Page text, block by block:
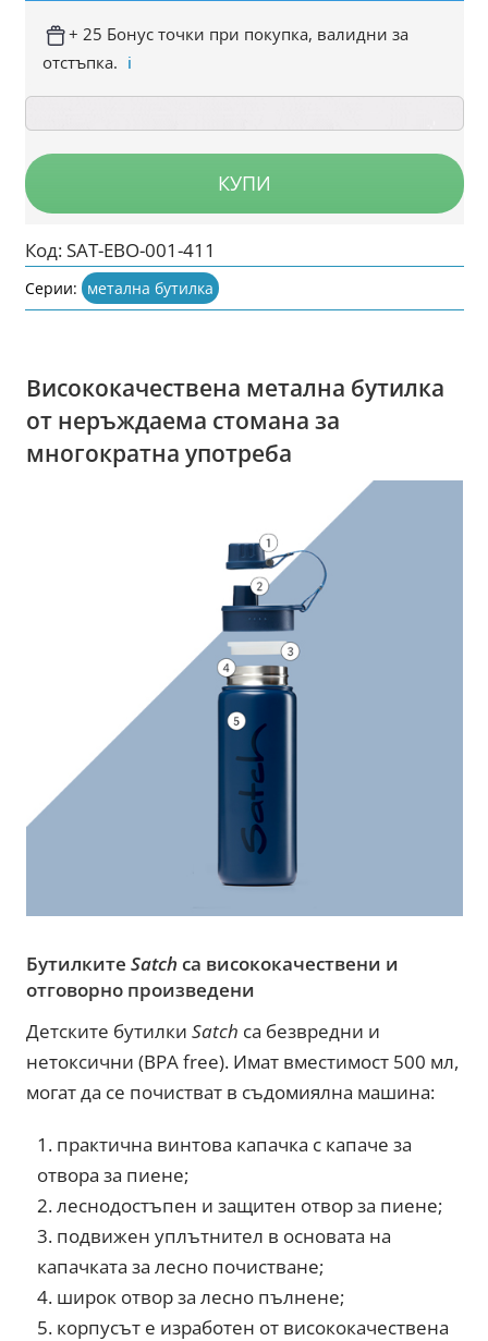
+ 25 Бонус точки при покупка, валидни за
отстъпка. ℹ️
КУПИ
Код:SAT-EBO-001-411
Серии: метална бутилка
Висококачествена метална бутилка
от неръждаема стомана за
многократна употреба
БутилкитеSatch са висококачествени и
отговорно произведени
Детските бутилкиSatch са безвредни и
нетоксични (BPA free). Имат вместимост 500 мл,
могат да се почистват в съдомиялна машина:
практична винтова капачка с капаче за
отвора за пиене;
леснодостъпен и защитен отвор за пиене;
подвижен уплътнител в основата на
капачката за лесно почистване;
широк отвор за лесно пълнене;
корпусът е изработен от висококачествена